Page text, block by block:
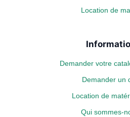
Location de
Demander votre
Demander un
Location de
Qui sommes-